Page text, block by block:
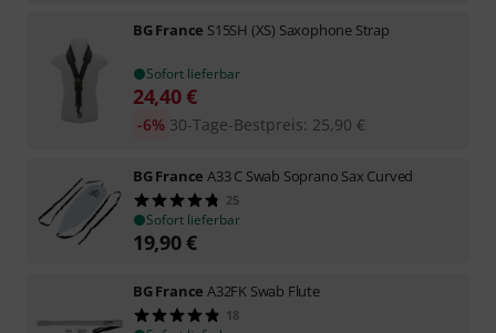
BG France S15SH (XS) Saxophone Strap
Sofort lieferbar
24,40€
30-Tage-Bestpreis: 25,90 €
-6%
BG France A33 C Swab Soprano Sax Curved
25
Sofort lieferbar
19,90€
BG France A32FK Swab Flute
18